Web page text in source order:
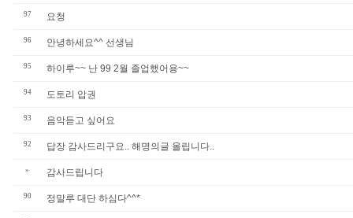
97 요청
96 안녕하세요^^ 선생님
95 하이루~~ 난 99 2월 졸업했어용~~
94 도토리 압권
93 음악듣고 싶어요
92 답장 감사드리구요.. 해명의글 올립니다..
» 감사드립니다
90 정말루 대단 하심다^^*